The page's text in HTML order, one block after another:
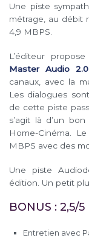
Une piste
métrage, au débit
4,9 MBPS.
L’éditeur
Master Audio 2.0
canaux, avec la
Les dialogues
de cette piste
s’agit là d’un
Home-Cinéma.
MBPS avec des
Une piste
édition. Un petit
BONUS : 2,5/5
Entretien avec